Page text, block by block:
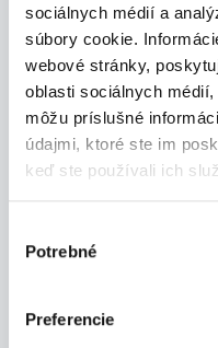
sociálnych médií a
súbory cookie.
webové stránky,
oblasti sociálnych
môžu príslušné
údajmi, ktoré ste im
keď ste používali ich
súhlasu
Potrebné
Preferencie
Kategórie
Manuálna
Ostatné